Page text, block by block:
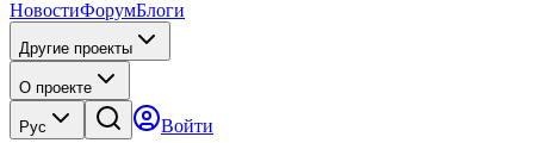
НовостиФорумБлоги
Другие проекты
О проекте
Рус Войти